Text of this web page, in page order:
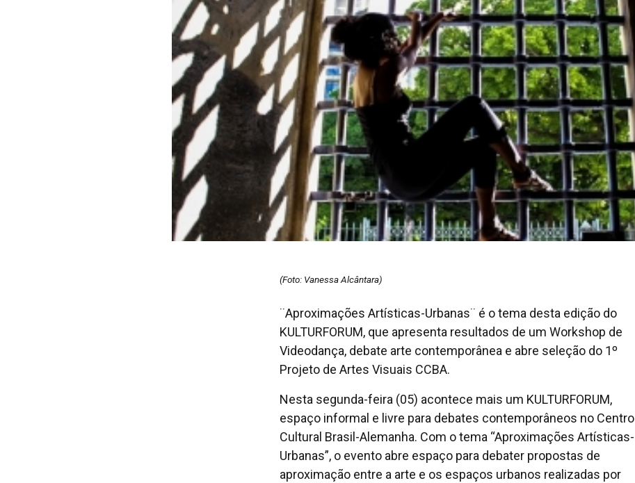
(Foto: Vanessa Alcântara)
¨Aproximações Artísticas-Urbanas¨ é o tema desta edição do
KULTURFORUM, que apresenta resultados de um Workshop de
Videodança, debate arte contemporânea e abre seleção do 1º
Projeto de Artes Visuais CCBA.
Nesta segunda-feira (05) acontece mais um KULTURFORUM,
espaço informal e livre para debates contemporâneos no Centro
Cultural Brasil-Alemanha. Com o tema “Aproximações Artísticas-
Urbanas”, o evento abre espaço para debater propostas de
aproximação entre a arte e os espaços urbanos realizadas por